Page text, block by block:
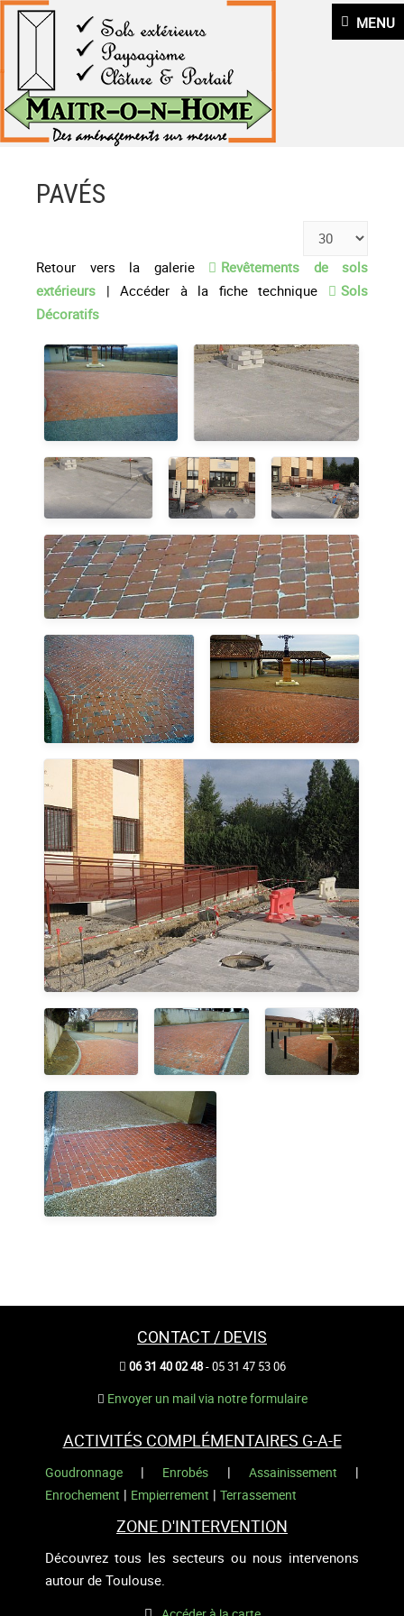
MENU
PAVÉS
Retour vers la galerie
Revêtements de sols
extérieurs | Accéder à la fiche technique
Sols
Décoratifs
CONTACT / DEVIS
06 31 40 02 48- 05 31 47 53 06
Envoyer un mail via notre formulaire
ACTIVITÉS COMPLÉMENTAIRES G-A-E
Goudronnage | Enrobés | Assainissement |
Enrochement | Empierrement | Terrassement
ZONE D'INTERVENTION
Découvrez tous les secteurs ou nous intervenons
autour de Toulouse.